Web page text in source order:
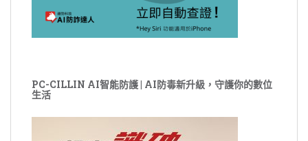
PC-CILLIN AI智能防護 | AI防毒新升級，守護你的數位
生活